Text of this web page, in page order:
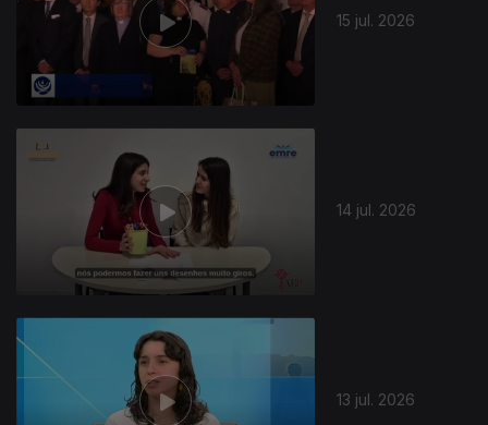
15 jul. 2026
14 jul. 2026
13 jul. 2026